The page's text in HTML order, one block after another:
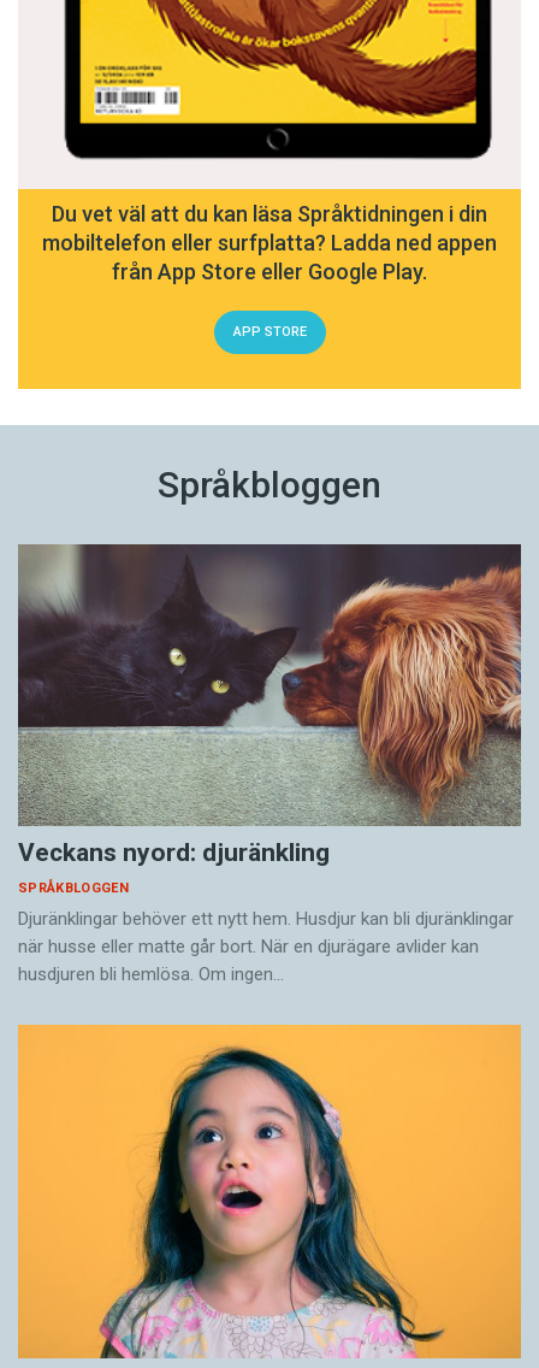
Du vet väl att du kan läsa Språktidningen i din
mobiltelefon eller surfplatta? Ladda ned appen
från App Store eller Google Play.
APP STORE
Språkbloggen
Veckans nyord: djuränkling
SPRÅKBLOGGEN
Djuränklingar behöver ett nytt hem. Husdjur kan bli djuränklingar
när husse eller matte går bort. När en djurägare avlider kan
husdjuren bli hemlösa. Om ingen…